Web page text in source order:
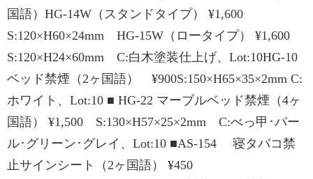
国語）HG-14W（スタンドタイプ） ¥1,600
S:120×H60×24mm HG-15W（ロータイプ） ¥1,600
S:120×H24×60mm C:白木塗装仕上げ、Lot:10HG-10
ベッド禁煙（2ヶ国語） ¥900S:150×H65×35×2mm C:
ホワイト、Lot:10 ■ HG-22 マーブルベッド禁煙（4ヶ
国語） ¥1,500 S:130×H57×25×2mm C:べっ甲･パー
ル･グリーン･グレイ、Lot:10 ■AS-154 寝タバコ禁
止サインシート（2ヶ国語） ¥450